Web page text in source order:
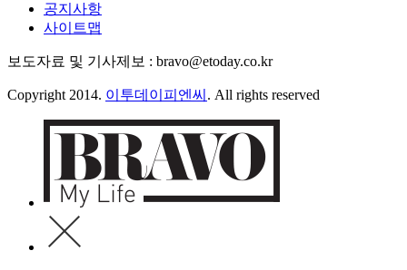
공지사항
사이트맵
보도자료 및 기사제보 : bravo@etoday.co.kr
Copyright 2014. 이투데이피엔씨 . All rights reserved